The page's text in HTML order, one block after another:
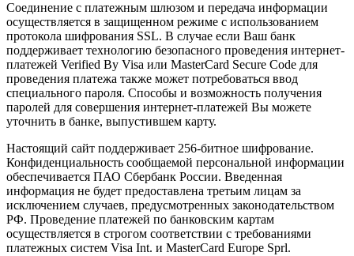
Соединение с платежным шлюзом и передача информации
осуществляется в защищенном режиме с использованием
протокола шифрования SSL. В случае если Ваш банк
поддерживает технологию безопасного проведения интернет-
платежей Verified By Visa или MasterCard Secure Code для
проведения платежа также может потребоваться ввод
специального пароля. Способы и возможность получения
паролей для совершения интернет-платежей Вы можете
уточнить в банке, выпустившем карту.
Настоящий сайт поддерживает 256-битное шифрование.
Конфиденциальность сообщаемой персональной информации
обеспечивается ПАО Сбербанк России. Введенная
информация не будет предоставлена третьим лицам за
исключением случаев, предусмотренных законодательством
РФ. Проведение платежей по банковским картам
осуществляется в строгом соответствии с требованиями
платежных систем Visa Int. и MasterCard Europe Sprl.